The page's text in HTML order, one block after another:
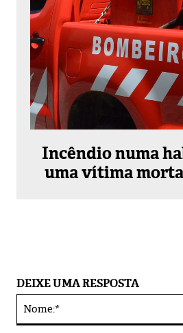
Incêndio numa
uma vítima
DEIXE UMA RESPOSTA